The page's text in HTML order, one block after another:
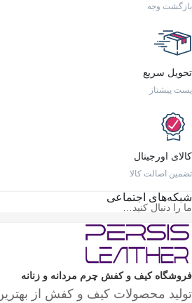
بازگشت وجه
تحویل سریع
پست پیشتاز
کالای اورجینال
تضمین اصالت کالا
شبکه‌های اجتماعی
ما را دنبال کنید…
فروشگاه کیف و کفش چرم مردانه و زنانه
تولید محصولات کیف و کفش از